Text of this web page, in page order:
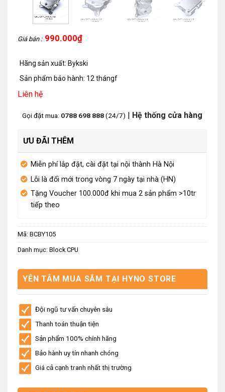
Giá bán : 990.000₫
Hãng sản xuất: Bykski
Sản phẩm bảo hành: 12 thángf
Liên hệ
Gọi đặt mua: 0788 698 888(24/7) | Hệ thống cửa hàng
ƯU ĐÃI THÊM
Miễn phí lắp đặt, cài đặt tại nội thành Hà Nội
Lỗi là đổi mới trong vòng 7 ngày tại nhà (HN)
Tặng Voucher 100.000đ khi mua 2 sản phẩm >10tr
tiếp theo
Mã: BCBY105
Danh mục: Block CPU
YÊN TÂM MUA SẮM TẠI HYNO STORE
Đội ngũ tư vấn chuyên sâu
Thanh toán thuận tiện
Sản phẩm 100% chính hãng
Bảo hành uy tín nhanh chóng
Giá cả cạnh tranh nhất thị trường